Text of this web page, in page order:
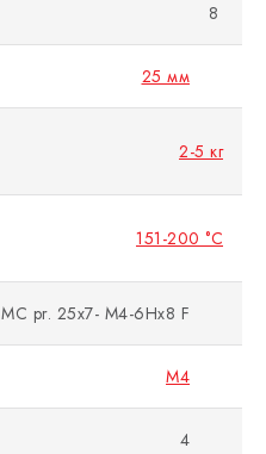
8
25 мм
2-5 кг
151-200 °C
MC pr. 25x7- M4-6Hx8 F
M4
4